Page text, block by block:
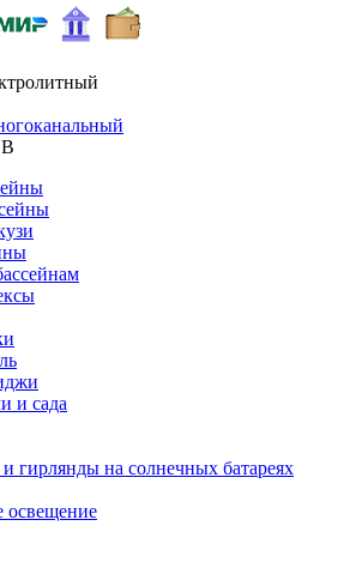
и сада
гирлянды на солнечных батареях
освещение